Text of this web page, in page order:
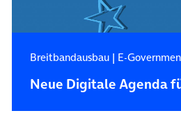
Breitbandausbau| E-
Neue Digitale Agenda